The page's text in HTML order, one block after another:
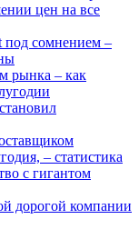
цен на все
под сомнением –
рынка – как
– статистика
с гигантом
дорогой компании